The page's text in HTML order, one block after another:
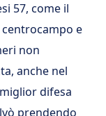
57, come il
e
non
anche nel
difesa
prendendo